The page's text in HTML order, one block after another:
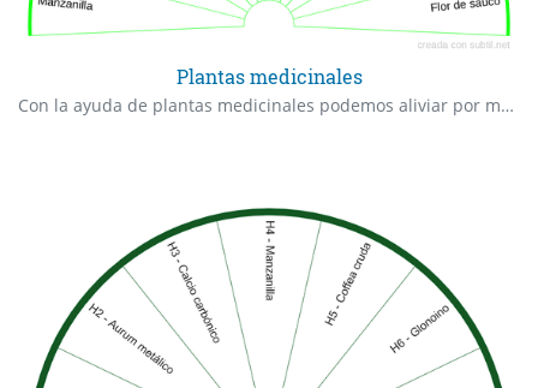
Plantas medicinales
Con la ayuda de plantas medicinales podemos aliviar por medio de infusiones , dolores, inflamaciones, algunas permiten relajación. Nota: lava muy bien las plantas para la infusión, cuando el agua hierva introduce la planta, deja hervir por 5 minutos.